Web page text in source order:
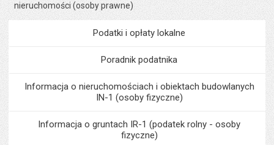
nieruchomości (osoby prawne)
MenuPodatki i opłaty lokalne
Podatki i opłaty lokalne
Poradnik podatnika
Informacja o nieruchomościach i obiektach budowlanych
IN-1 (osoby fizyczne)
Informacja o gruntach IR-1 (podatek rolny - osoby
fizyczne)